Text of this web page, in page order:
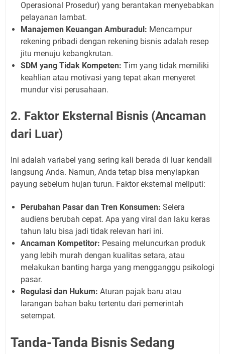
Operasional Prosedur) yang berantakan menyebabkan
pelayanan lambat.
Manajemen Keuangan Amburadul: Mencampur
rekening pribadi dengan rekening bisnis adalah resep
jitu menuju kebangkrutan.
SDM yang Tidak Kompeten: Tim yang tidak memiliki
keahlian atau motivasi yang tepat akan menyeret
mundur visi perusahaan.
2. Faktor Eksternal Bisnis (Ancaman
dari Luar)
Ini adalah variabel yang sering kali berada di luar kendali
langsung Anda. Namun, Anda tetap bisa menyiapkan
payung sebelum hujan turun. Faktor eksternal meliputi:
Perubahan Pasar dan Tren Konsumen: Selera
audiens berubah cepat. Apa yang viral dan laku keras
tahun lalu bisa jadi tidak relevan hari ini.
Ancaman Kompetitor: Pesaing meluncurkan produk
yang lebih murah dengan kualitas setara, atau
melakukan banting harga yang mengganggu psikologi
pasar.
Regulasi dan Hukum: Aturan pajak baru atau
larangan bahan baku tertentu dari pemerintah
setempat.
Tanda-Tanda Bisnis Sedang